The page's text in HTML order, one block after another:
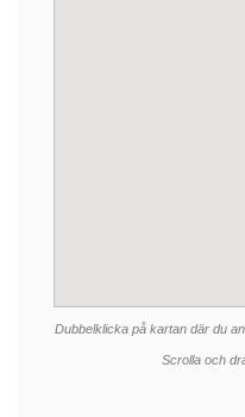
Dubbelklicka på kartan där du
Scrolla och